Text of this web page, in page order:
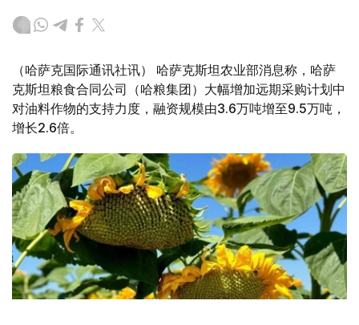
（哈萨克国际通讯社讯） 哈萨克斯坦农业部消息称，哈萨
克斯坦粮食合同公司（哈粮集团）大幅增加远期采购计划中
对油料作物的支持力度，融资规模由3.6万吨增至9.5万吨，
增长2.6倍。